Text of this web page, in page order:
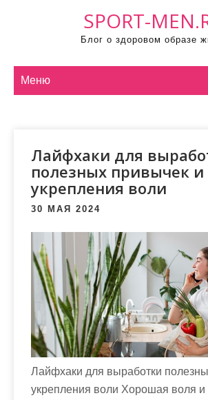
SPORT-
Блог о здоровом образе
Меню
Лайфхаки для
полезных привычек и
укрепления воли
30 МАЯ 2024
Лайфхаки для выработки
укрепления воли Хорошая воля